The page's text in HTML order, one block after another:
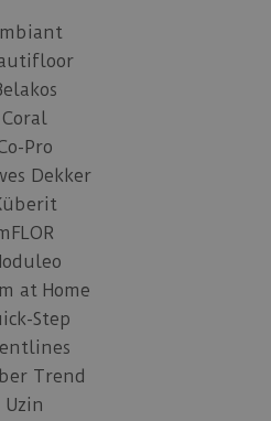
Coral
Pro
Dekker
at Home
Step
Trend
Uzin